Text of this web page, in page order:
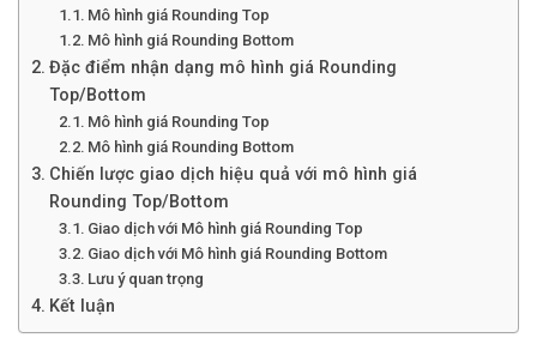
Mô hình giá Rounding Top
Mô hình giá Rounding Bottom
Đặc điểm nhận dạng mô hình giá Rounding
Top/Bottom
Mô hình giá Rounding Top
Mô hình giá Rounding Bottom
Chiến lược giao dịch hiệu quả với mô hình giá
Rounding Top/Bottom
Giao dịch với Mô hình giá Rounding Top
Giao dịch với Mô hình giá Rounding Bottom
Lưu ý quan trọng
Kết luận